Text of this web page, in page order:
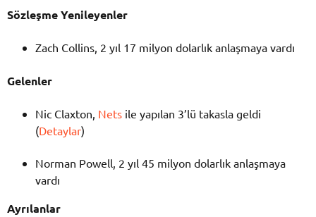
Sözleşme Yenileyenler
Zach Collins, 2 yıl 17 milyon dolarlık anlaşmaya vardı
Gelenler
Nic Claxton, Nets ile yapılan 3’lü takasla geldi
(Detaylar)
Norman Powell, 2 yıl 45 milyon dolarlık anlaşmaya
vardı
Ayrılanlar